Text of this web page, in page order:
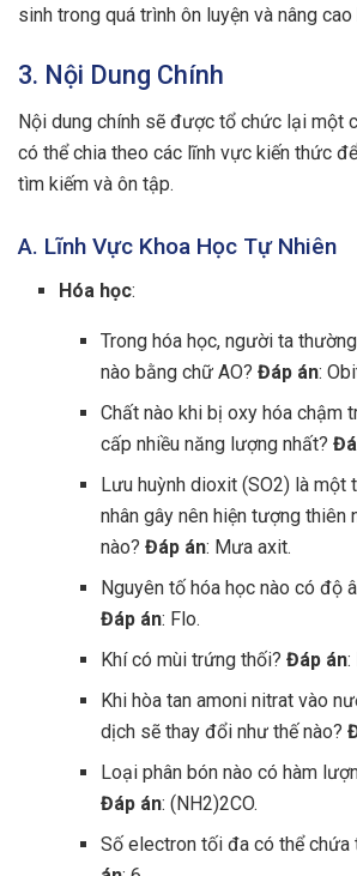
sinh trong quá trình ôn luyện và nâng
3. Nội Dung Chính
Nội dung chính sẽ được tổ chức lại một
có thể chia theo các lĩnh vực kiến thức
tìm kiếm và ôn tập.
A. Lĩnh Vực Khoa Học Tự Nhiên
Hóa học:
Trong hóa học, người ta
nào bằng chữ AO? Đáp án:
Chất nào khi bị oxy hóa chậm
cấp nhiều năng lượng nhất?
Lưu huỳnh dioxit (SO2) là một
nhân gây nên hiện tượng thiên
nào? Đáp án: Mưa axit.
Nguyên tố hóa học nào có độ
Đáp án: Flo.
Khí có mùi trứng thối? Đáp án:
Khi hòa tan amoni nitrat vào
dịch sẽ thay đổi như thế nào?
Loại phân bón nào có hàm
Đáp án: (NH2)2CO.
Số electron tối đa có thể chứa